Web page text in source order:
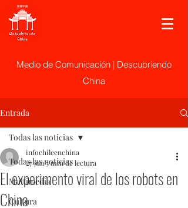
Medio de Comunicación | Descubriendo
China
Entrada
Todas las noticias
Multimedia
Cultura
Todas las noticias
El experimento viral de los robots en
China
infochileenchina
27 jun 5 min de lectura